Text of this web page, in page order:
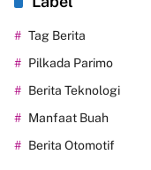
Tag Berita
Pilkada Parimo
Berita Teknologi
Manfaat Buah
Berita Otomotif